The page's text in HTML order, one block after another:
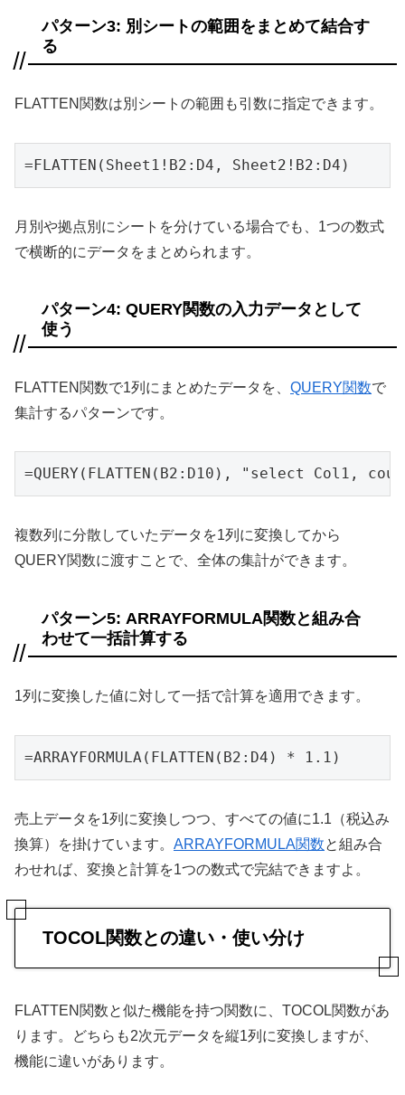
パターン3: 別シートの範囲をまとめて結合す
る
FLATTEN関数は別シートの範囲も引数に指定できます。
=FLATTEN(Sheet1!B2:D4, Sheet2!B2:D4)
月別や拠点別にシートを分けている場合でも、1つの数式
で横断的にデータをまとめられます。
パターン4: QUERY関数の入力データとして
使う
FLATTEN関数で1列にまとめたデータを、 QUERY関数で
集計するパターンです。
=QUERY(FLATTEN(B2:D10), "select Col1,
複数列に分散していたデータを1列に変換してから
QUERY関数に渡すことで、全体の集計ができます。
パターン5: ARRAYFORMULA関数と組み合
わせて一括計算する
1列に変換した値に対して一括で計算を適用できます。
=ARRAYFORMULA(FLATTEN(B2:D4) * 1.1)
売上データを1列に変換しつつ、すべての値に1.1（税込み
換算）を掛けています。 ARRAYFORMULA関数と組み合
わせれば、変換と計算を1つの数式で完結できますよ。
TOCOL関数との違い・使い分け
FLATTEN関数と似た機能を持つ関数に、TOCOL関数があ
ります。どちらも2次元データを縦1列に変換しますが、
機能に違いがあります。